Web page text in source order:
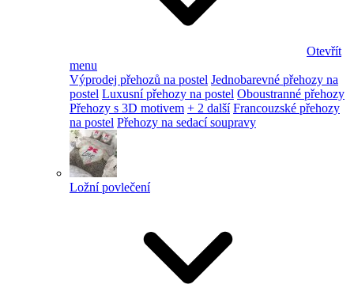
Otevřít
menu
Výprodej přehozů na postel Jednobarevné přehozy na
postel Luxusní přehozy na postel Oboustranné přehozy
Přehozy s 3D motivem + 2 další Francouzské přehozy
na postel Přehozy na sedací soupravy
Ložní povlečení